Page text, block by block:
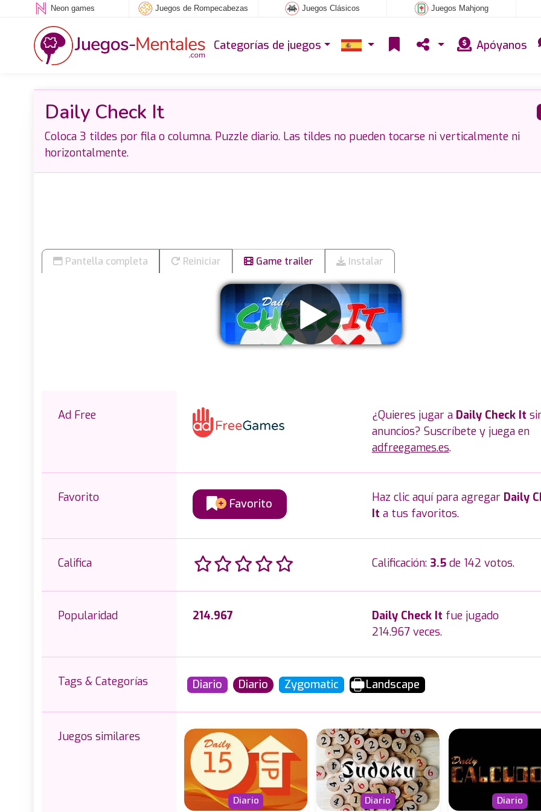
Neon games Juegos de Rompecabezas Juegos Clásicos Juegos Mahjong
Categorías de juegos Apóyanos
Daily Check It
Coloca 3 tildes por fila o columna. Puzzle diario. Las tildes no pueden tocarse ni verticalmente ni
horizontalmente.
Pantella completa Reiniciar Game trailer Instalar
Ad Free ¿Quieres jugar a Daily Check It
anuncios? Suscríbete y juega en
adfreegames.es.
Favorito Favorito Haz clic aquí para agregar Daily
It a tus favoritos.
Califica Calificación: 3.5de 142 votos.
Popularidad 214.967 Daily Check It fue jugado
214.967 veces.
Tags & Categorías Diario Diario Zygomatic Landscape
Juegos similares
Diario Diario Diario